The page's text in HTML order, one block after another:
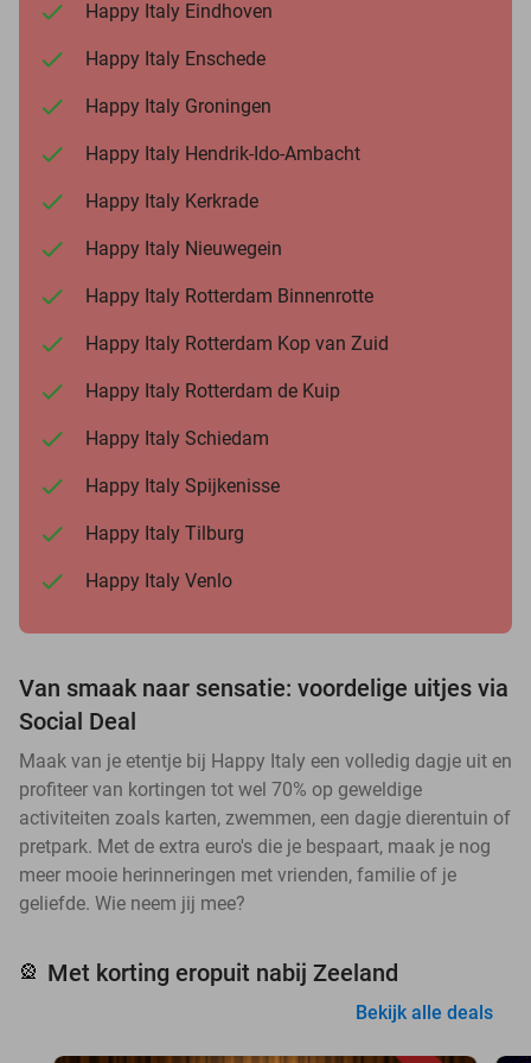
Happy Italy Eindhoven
Happy Italy Enschede
Happy Italy Groningen
Happy Italy Hendrik-Ido-Ambacht
Happy Italy Kerkrade
Happy Italy Nieuwegein
Happy Italy Rotterdam Binnenrotte
Happy Italy Rotterdam Kop van Zuid
Happy Italy Rotterdam de Kuip
Happy Italy Schiedam
Happy Italy Spijkenisse
Happy Italy Tilburg
Happy Italy Venlo
Van smaak naar sensatie: voordelige uitjes via
Social Deal
Maak van je etentje bij Happy Italy een volledig dagje uit en
profiteer van kortingen tot wel 70% op geweldige
activiteiten zoals karten, zwemmen, een dagje dierentuin of
pretpark. Met de extra euro's die je bespaart, maak je nog
meer mooie herinneringen met vrienden, familie of je
geliefde. Wie neem jij mee?
🎡 Met korting eropuit nabij Zeeland
Bekijk alle deals